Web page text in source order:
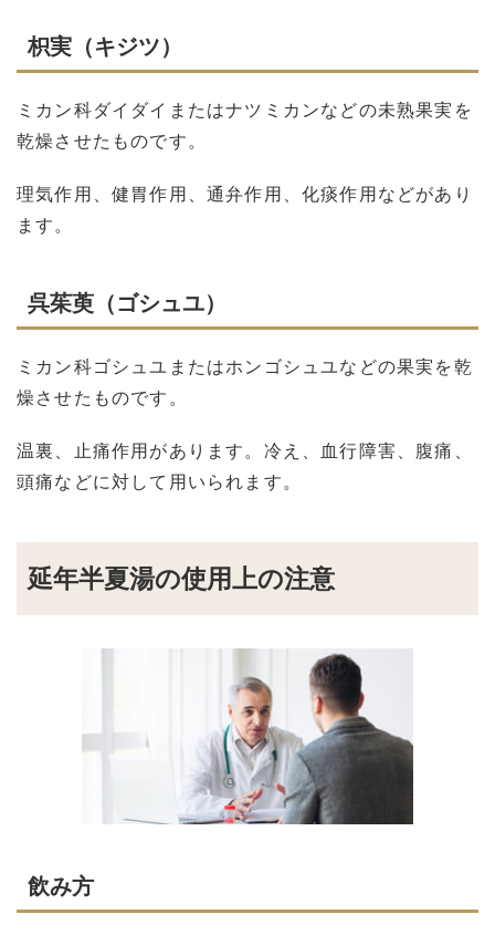
枳実（キジツ）
ミカン科ダイダイまたはナツミカンなどの未熟果実を
乾燥させたものです。
理気作用、健胃作用、通弁作用、化痰作用などがあり
ます。
呉茱萸（ゴシュユ）
ミカン科ゴシュユまたはホンゴシュユなどの果実を乾
燥させたものです。
温裏、止痛作用があります。冷え、血行障害、腹痛、
頭痛などに対して用いられます。
延年半夏湯の使用上の注意
飲み方